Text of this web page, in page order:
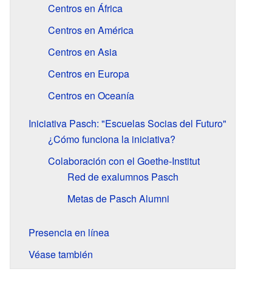
Centros en África
Centros en América
Centros en Asia
Centros en Europa
Centros en Oceanía
Iniciativa Pasch: "Escuelas Socias del Futuro"
¿Cómo funciona la iniciativa?
Colaboración con el Goethe-Institut
Red de exalumnos Pasch
Metas de Pasch Alumni
Presencia en línea
Véase también